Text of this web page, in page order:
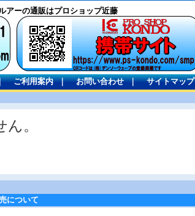
アーの通販はプロショップ近藤
ご利用案内｜ お問い合わせ｜ サイトマップ
。
について